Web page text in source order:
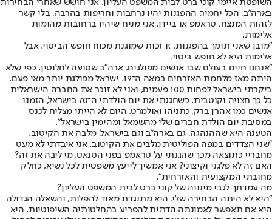
השופטת איימי קוני ברט לבית המשפט העליון. אני חושש שאחרי הבחירות
בארה"ב, הכל יחמיר. ההפגנות יהיו נרחבות וחריפות בהרבה, בלי קשר
לזהות המנצח, טראמפ או ביידן. אני מניח שיהיו ברחובות מהומות
אלימות.
"מובן שאני תומך בהפגנות, זו זכות שמוגנת מכוח חופש הביטוי. אבל
אלימות היא לא חופש ביטוי.
"אנחנו חיים בעולם שבו אנשים מפולגים. ארה"ב שסועה לחלוטין, כפי שלא
היתה מאז מלחמת האזרחים במאה ה־19. ישראל מפולגת יותר מאי פעם.
ביקרתי בישראל לפחות 100 פעמים, ואני לא זוכר את החברה הישראלית
כל כך חצויה וקוטבית. כשחגגתי את יום הולדתי ה־70 בישראל, הזמנו
אנשים כמו אהרן ברק, נתניהו ואולמרט. היום לא הייתי מצליח לכנס
במסיבת יום הולדת חברים שלי מהשמאל ומהימין בישראל".
הטענה היא שההנהגה, גם בארה"ב וגם בישראל, מלבה את הקיטוב.
"שני הצדדים במפה הפוליטית מלבים את הקיטוב. אני איבדתי לא מעט
מחבריי כתוצאה מכך שהגנתי על טראמפ בפני הסנאט. מי ליבה את זה?
האם זה לא פלגני וקיצוני? אני אמשיך לייעץ משפטית לכל נשיא, כחלק
מחובתי המקצועית והאזרחית".
מה עמדתך לגבי מינויה של קוני ברט לבית המשפט העליון?
"היא לא היתה הבחירה שלי. היא מתנגדת מאוד להפלות, והשאלה הגדולה
היא אם תאפשר לאמונתה הדתית להפריע בהחלטותיה השיפוטיות. היא